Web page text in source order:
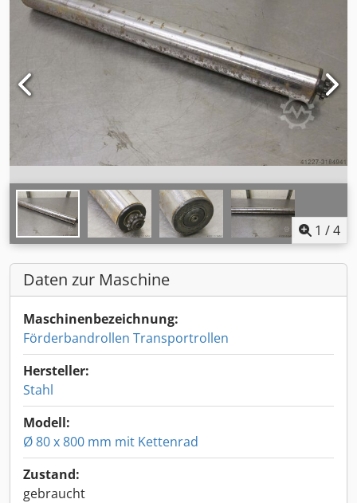
1 /4
Daten zur Maschine
Maschinenbezeichnung:
Förderbandrollen Transportrollen
Hersteller:
Stahl
Modell:
Ø 80 x 800 mm mit Kettenrad
Zustand:
gebraucht